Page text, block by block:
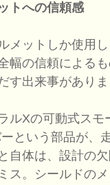
トへの信頼感
メットしか使用
幅の信頼による
す出来事がありま
ルXの可動式スモ
という部品が、
自体は、設計の
ス。シールドの